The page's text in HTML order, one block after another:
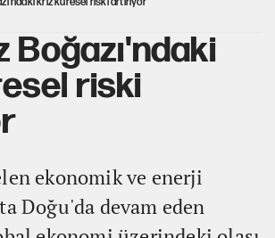
Boğazı'ndaki
riski
ekonomik ve enerji
Doğu'da devam eden